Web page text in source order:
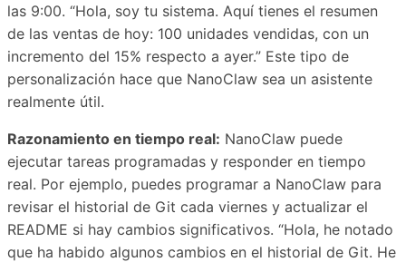
las 9:00. “Hola, soy tu sistema. Aquí tienes el resumen
de las ventas de hoy: 100 unidades vendidas, con un
incremento del 15% respecto a ayer.” Este tipo de
personalización hace que NanoClaw sea un asistente
realmente útil.
Razonamiento en tiempo real: NanoClaw puede
ejecutar tareas programadas y responder en tiempo
real. Por ejemplo, puedes programar a NanoClaw para
revisar el historial de Git cada viernes y actualizar el
README si hay cambios significativos. “Hola, he notado
que ha habido algunos cambios en el historial de Git. He